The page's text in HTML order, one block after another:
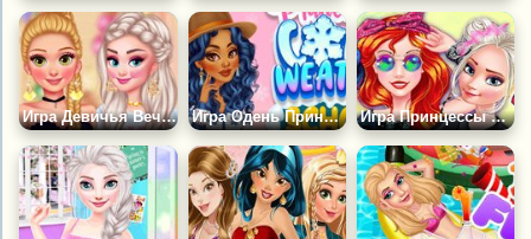
Игра Девичья Вечеринка Принцесс Игра Одень Принцесс в Холодную Погоду Игра Принцессы на Весеннем Фестивале